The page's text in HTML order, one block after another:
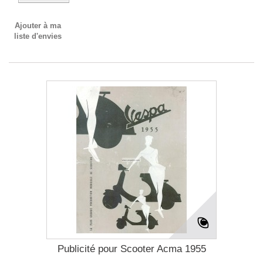
Ajouter à ma
liste d'envies
Publicité pour Scooter Acma 1955